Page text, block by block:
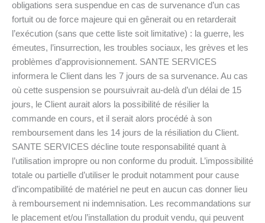
obligations sera suspendue en cas de survenance d’un cas
fortuit ou de force majeure qui en gênerait ou en retarderait
l’exécution (sans que cette liste soit limitative) : la guerre, les
émeutes, l’insurrection, les troubles sociaux, les grèves et les
problèmes d’approvisionnement. SANTE SERVICES
informera le Client dans les 7 jours de sa survenance. Au cas
où cette suspension se poursuivrait au-delà d’un délai de 15
jours, le Client aurait alors la possibilité de résilier la
commande en cours, et il serait alors procédé à son
remboursement dans les 14 jours de la résiliation du Client.
SANTE SERVICES décline toute responsabilité quant à
l’utilisation impropre ou non conforme du produit. L’impossibilité
totale ou partielle d’utiliser le produit notamment pour cause
d’incompatibilité de matériel ne peut en aucun cas donner lieu
à remboursement ni indemnisation. Les recommandations sur
le placement et/ou l’installation du produit vendu, qui peuvent